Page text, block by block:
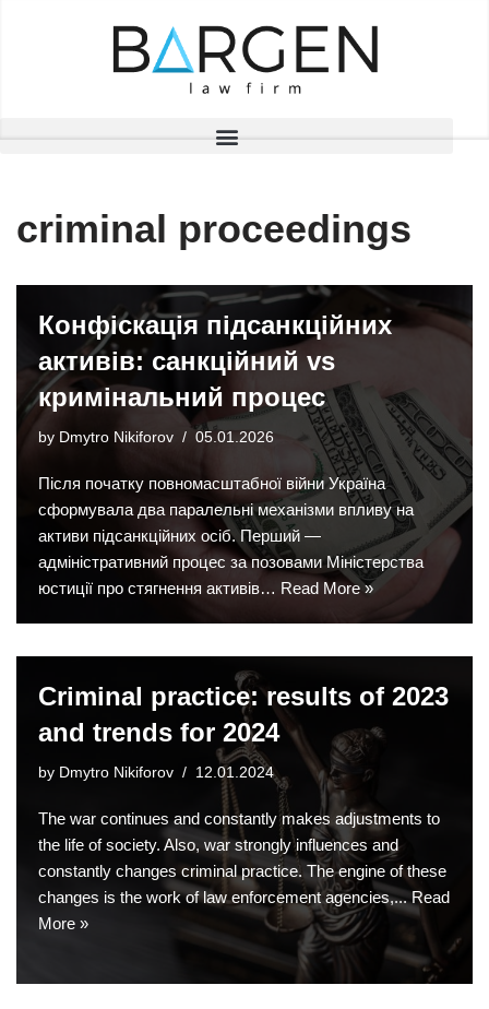
criminal proceedings
Конфіскація підсанкційних
активів: санкційний vs
кримінальний процес
by Dmytro Nikiforov 05.01.2026
Після початку повномасштабної війни Україна
сформувала два паралельні механізми впливу на
активи підсанкційних осіб. Перший —
адміністративний процес за позовами Міністерства
юстиції про стягнення активів… Read More »
Criminal practice: results of 2023
and trends for 2024
by Dmytro Nikiforov 12.01.2024
The war continues and constantly makes adjustments to
the life of society. Also, war strongly influences and
constantly changes criminal practice. The engine of these
changes is the work of law enforcement agencies,... Read
More »